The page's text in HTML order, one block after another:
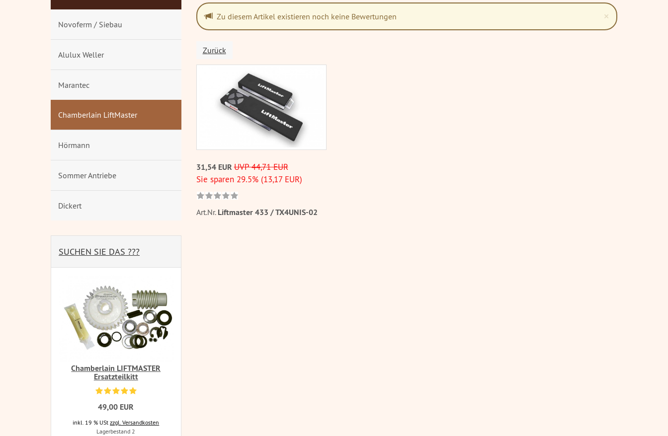
× Close
Zu diesem Artikel existieren noch keine Bewertungen
Zurück
31,54 EUR UVP 44,71 EUR
Sie sparen 29.5% (13,17 EUR)
Art.Nr. Liftmaster 433 / TX4UNIS-02
Novoferm / Siebau
Alulux Weller
Marantec
Chamberlain LiftMaster
Hörmann
Sommer Antriebe
Dickert
SUCHEN SIE DAS ???
Chamberlain LIFTMASTER
Ersatzteilkitt
49,00 EUR
inkl. 19 % UStzzgl. Versandkosten
Lagerbestand 2